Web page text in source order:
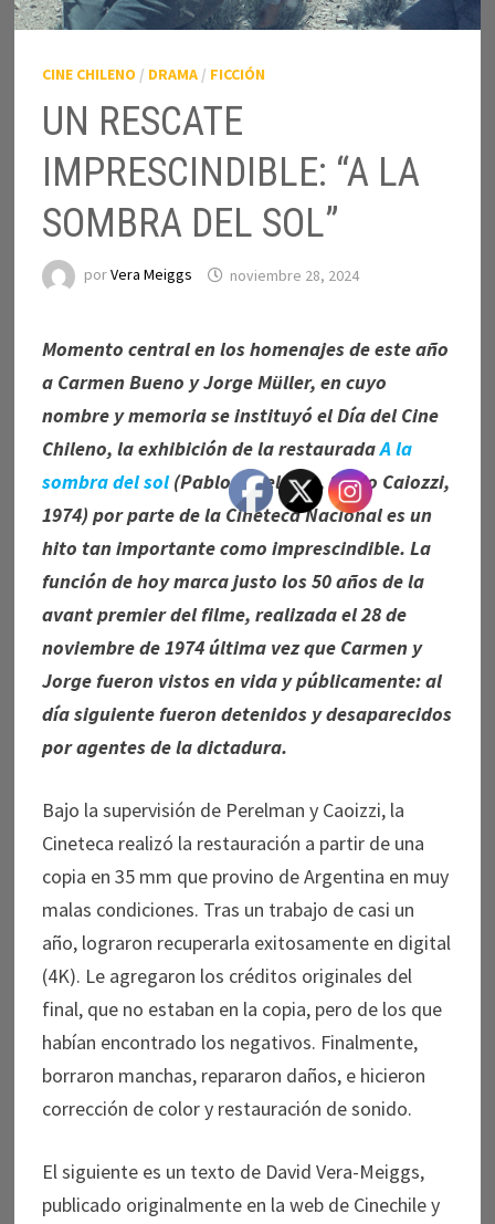
CINE CHILENO / DRAMA/ FICCIÓN
UN RESCATE
IMPRESCINDIBLE: “A LA
SOMBRA DEL SOL”
porVera Meiggs noviembre 28, 2024
Momento central en los homenajes de este año
a Carmen Bueno y Jorge Müller, en cuyo
nombre y memoria se instituyó el Día del Cine
Chileno, la exhibición de la restauradaA la
sombra del sol(Pablo Perelman, Silvio Caiozzi,
1974) por parte de la Cineteca Nacional es un
hito tan importante como imprescindible. La
función de hoy marca justo los 50 años de la
avant premier del filme, realizada el 28 de
noviembre de 1974 última vez que Carmen y
Jorge fueron vistos en vida y públicamente: al
día siguiente fueron detenidos y desaparecidos
por agentes de la dictadura.
Bajo la supervisión de Perelman y Caoizzi, la
Cineteca realizó la restauración a partir de una
copia en 35 mm que provino de Argentina en muy
malas condiciones. Tras un trabajo de casi un
año, lograron recuperarla exitosamente en digital
(4K). Le agregaron los créditos originales del
final, que no estaban en la copia, pero de los que
habían encontrado los negativos. Finalmente,
borraron manchas, repararon daños, e hicieron
corrección de color y restauración de sonido.
El siguiente es un texto de David Vera-Meiggs,
publicado originalmente en la web de Cinechile y